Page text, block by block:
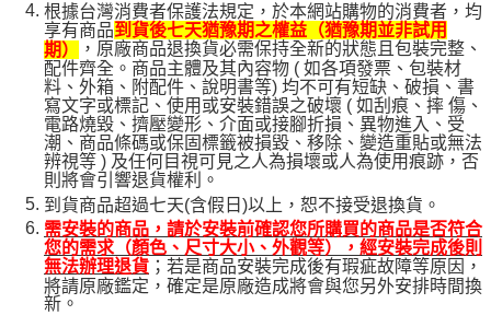
根據台灣消費者保護法規定，於本網站購物的消費者，均
享有商品到貨後七天猶豫期之權益（猶豫期並非試用
期）
，原廠商品退換貨必需保持全新的狀態且包裝完整、
配件齊全。商品主體及其內容物 ( 如各項發票、包裝材
料、外箱、附配件、說明書等) 均不可有短缺、破損、書
寫文字或標記、使用或安裝錯誤之破壞 ( 如刮痕、摔 傷、
電路燒毀、擠壓變形、介面或接腳折損、異物進入、受
潮、商品條碼或保固標籤被損毀、移除、變造重貼或無法
辨視等 ) 及任何目視可見之人為損壞或人為使用痕跡，否
則將會引響退貨權利。
到貨商品超過七天(含假日)以上，恕不接受退換貨。
需安裝的商品，請於安裝前確認您所購買的商品是否符合
您的需求（顏色、尺寸大小、外觀等），經安裝完成後則
無法辦理退貨 ；若是商品安裝完成後有瑕疵故障等原因，
將請原廠鑑定，確定是原廠造成將會與您另外安排時間換
新。